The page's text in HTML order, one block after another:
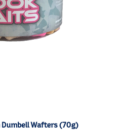
Dumbell Wafters (70g)